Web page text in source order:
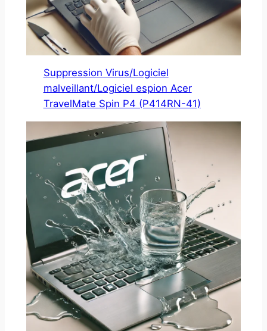
Suppression Virus/Logiciel
malveillant/Logiciel espion Acer
TravelMate Spin P4 (P414RN-41)